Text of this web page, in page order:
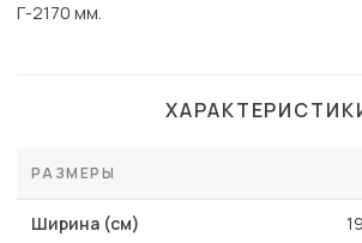
Г-2170 мм.
РАЗМЕРЫ
Ширина (см)